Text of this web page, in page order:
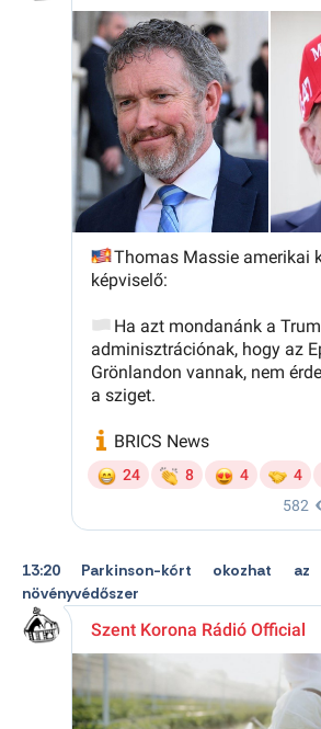
13:20 Parkinson-kórt okozhat
növényvédőszer